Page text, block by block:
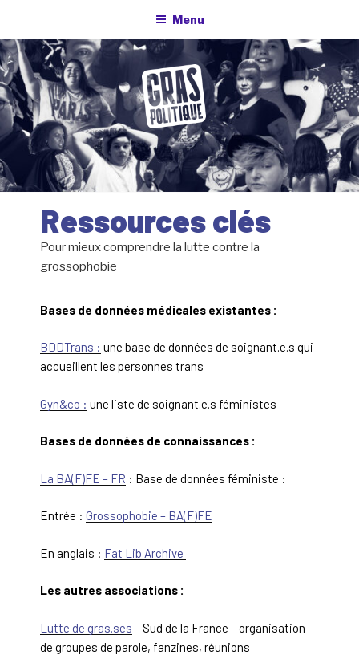
contenu
principal
Menu
Ressources clés
Pour mieux comprendre la lutte contre la
grossophobie
Bases de données médicales existantes :
BDDTrans : une base de données de soignant.e.s qui
accueillent les personnes trans
Gyn&co : une liste de soignant.e.s féministes
Bases de données de connaissances :
La BA(F)FE – FR : Base de données féministe :
Entrée : Grossophobie – BA(F)FE
En anglais : Fat Lib Archive
Les autres associations :
Lutte de gras.ses – Sud de la France – organisation
de groupes de parole, fanzines, réunions